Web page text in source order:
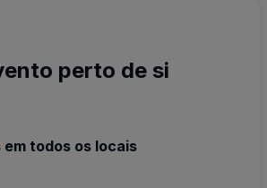
perto de si
em todos os locais